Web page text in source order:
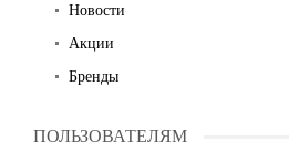
Новости
Акции
Бренды
ПОЛЬЗОВАТЕЛЯМ